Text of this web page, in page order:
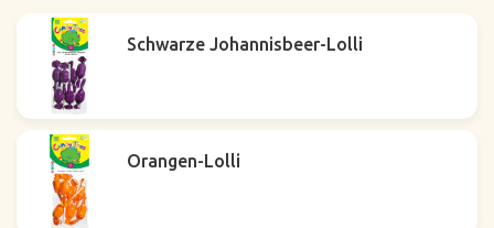
Schwarze Johannisbeer-Lolli
Orangen-Lolli